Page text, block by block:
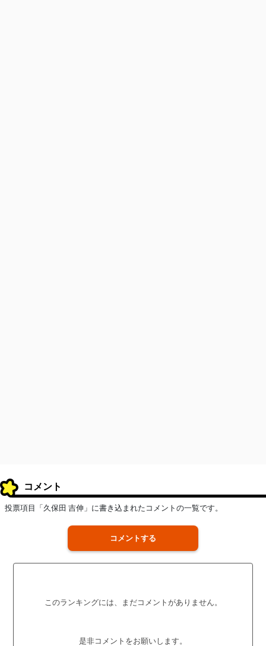
コメント
投票項目「久保田 吉伸」に書き込まれたコメントの一覧です。
コメントする
このランキングには、まだコメントがありません。
是非コメントをお願いします。